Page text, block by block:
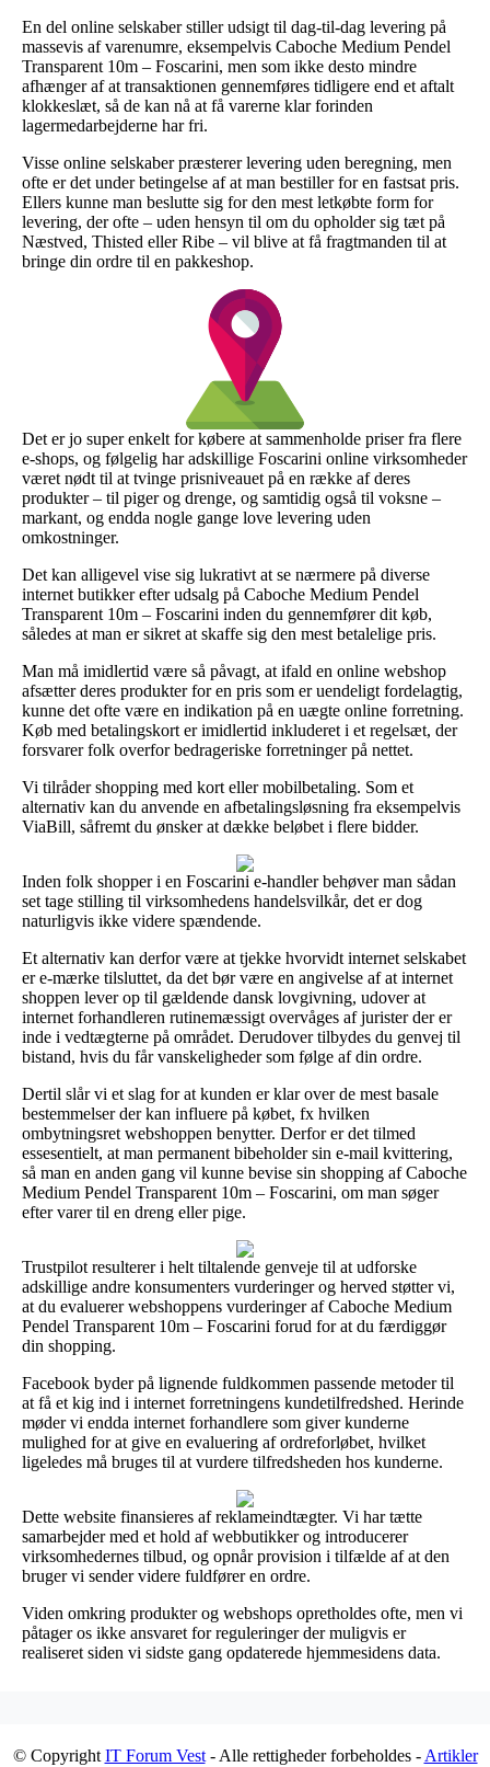
En del online selskaber stiller udsigt til dag-til-dag levering på
massevis af varenumre, eksempelvis Caboche Medium Pendel
Transparent 10m – Foscarini, men som ikke desto mindre
afhænger af at transaktionen gennemføres tidligere end et aftalt
klokkeslæt, så de kan nå at få varerne klar forinden
lagermedarbejderne har fri.
Visse online selskaber præsterer levering uden beregning, men
ofte er det under betingelse af at man bestiller for en fastsat pris.
Ellers kunne man beslutte sig for den mest letkøbte form for
levering, der ofte – uden hensyn til om du opholder sig tæt på
Næstved, Thisted eller Ribe – vil blive at få fragtmanden til at
bringe din ordre til en pakkeshop.
Det er jo super enkelt for købere at sammenholde priser fra flere
e-shops, og følgelig har adskillige Foscarini online virksomheder
været nødt til at tvinge prisniveauet på en række af deres
produkter – til piger og drenge, og samtidig også til voksne –
markant, og endda nogle gange love levering uden
omkostninger.
Det kan alligevel vise sig lukrativt at se nærmere på diverse
internet butikker efter udsalg på Caboche Medium Pendel
Transparent 10m – Foscarini inden du gennemfører dit køb,
således at man er sikret at skaffe sig den mest betalelige pris.
Man må imidlertid være så påvagt, at ifald en online webshop
afsætter deres produkter for en pris som er uendeligt fordelagtig,
kunne det ofte være en indikation på en uægte online forretning.
Køb med betalingskort er imidlertid inkluderet i et regelsæt, der
forsvarer folk overfor bedrageriske forretninger på nettet.
Vi tilråder shopping med kort eller mobilbetaling. Som et
alternativ kan du anvende en afbetalingsløsning fra eksempelvis
ViaBill, såfremt du ønsker at dække beløbet i flere bidder.
Inden folk shopper i en Foscarini e-handler behøver man sådan
set tage stilling til virksomhedens handelsvilkår, det er dog
naturligvis ikke videre spændende.
Et alternativ kan derfor være at tjekke hvorvidt internet selskabet
er e-mærke tilsluttet, da det bør være en angivelse af at internet
shoppen lever op til gældende dansk lovgivning, udover at
internet forhandleren rutinemæssigt overvåges af jurister der er
inde i vedtægterne på området. Derudover tilbydes du genvej til
bistand, hvis du får vanskeligheder som følge af din ordre.
Dertil slår vi et slag for at kunden er klar over de mest basale
bestemmelser der kan influere på købet, fx hvilken
ombytningsret webshoppen benytter. Derfor er det tilmed
essesentielt, at man permanent bibeholder sin e-mail kvittering,
så man en anden gang vil kunne bevise sin shopping af Caboche
Medium Pendel Transparent 10m – Foscarini, om man søger
efter varer til en dreng eller pige.
Trustpilot resulterer i helt tiltalende genveje til at udforske
adskillige andre konsumenters vurderinger og herved støtter vi,
at du evaluerer webshoppens vurderinger af Caboche Medium
Pendel Transparent 10m – Foscarini forud for at du færdiggør
din shopping.
Facebook byder på lignende fuldkommen passende metoder til
at få et kig ind i internet forretningens kundetilfredshed. Herinde
møder vi endda internet forhandlere som giver kunderne
mulighed for at give en evaluering af ordreforløbet, hvilket
ligeledes må bruges til at vurdere tilfredsheden hos kunderne.
Dette website finansieres af reklameindtægter. Vi har tætte
samarbejder med et hold af webbutikker og introducerer
virksomhedernes tilbud, og opnår provision i tilfælde af at den
bruger vi sender videre fuldfører en ordre.
Viden omkring produkter og webshops opretholdes ofte, men vi
påtager os ikke ansvaret for reguleringer der muligvis er
realiseret siden vi sidste gang opdaterede hjemmesidens data.
© Copyright IT Forum Vest- Alle rettigheder forbeholdes - Artikler